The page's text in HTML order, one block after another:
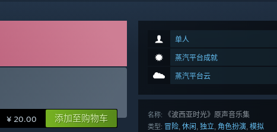
单人
蒸汽平台成就
蒸汽平台云
名称: 《波西亚时光》原声音乐集
类型: 冒险, 休闲, 独立, 角色扮演, 模拟
¥ 20.00 添加至购物车